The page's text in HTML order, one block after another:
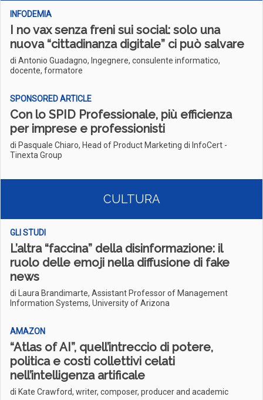
INFODEMIA
I no vax senza freni sui social: solo una
nuova “cittadinanza digitale” ci può salvare
di Antonio Guadagno, Ingegnere, consulente informatico,
docente, formatore
SPONSORED ARTICLE
Con lo SPID Professionale, più efficienza
per imprese e professionisti
di Pasquale Chiaro, Head of Product Marketing di InfoCert -
Tinexta Group
CULTURA
GLI STUDI
L’altra “faccina” della disinformazione: il
ruolo delle emoji nella diffusione di fake
news
di Laura Brandimarte, Assistant Professor of Management
Information Systems, University of Arizona
AMAZON
“Atlas of AI”, quell’intreccio di potere,
politica e costi collettivi celati
nell’intelligenza artificale
di Kate Crawford, writer, composer, producer and academic